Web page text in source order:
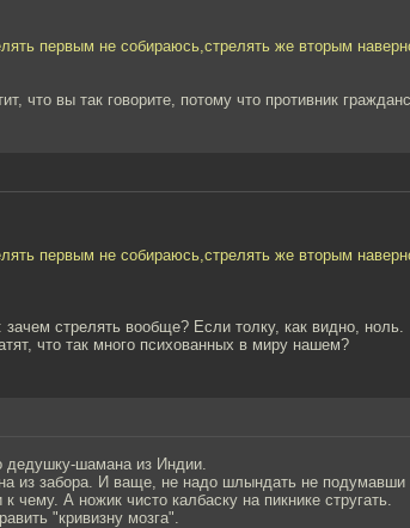
первым не собираюсь,стрелять же вторым
что вы так говорите, потому что противник
первым не собираюсь,стрелять же вторым
зачем стрелять вообще? Если толку, как видно, ноль.
что так много психованных в миру нашем?
дедушку-шамана из Индии.
из забора. И ваще, не надо шлындать не подумавши
чему. А ножик чисто калбаску на пикнике стругать.
"кривизну мозга".